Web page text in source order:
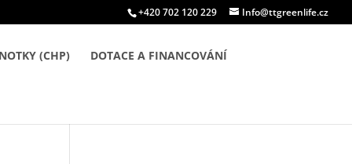
+420 702 120 229 Info@ttgreenlife.cz
(CHP) DOTACE A FINANCOVÁNÍ